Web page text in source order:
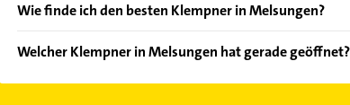
Wie finde ich den besten Klempner in Melsungen?
von den Empfehlungen. Die Suchergebnisse können
Bewertungensortiert anzeigen lassen.
Welcher Klempner in Melsungen hat gerade geöffnet?
Im Anbieter-Bereich finden Sie alleÖffnungszeiten.